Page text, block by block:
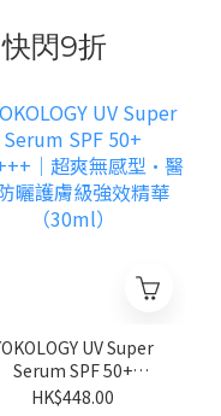
閃9折
UV Super
Serum SPF 50+
超爽無感型•
HK$448.00